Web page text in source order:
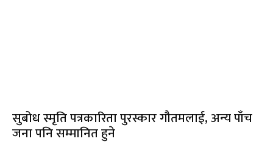
सुबोध स्मृति पत्रकारिता पुरस्कार गौतमलाई, अन्य पाँच
जना पनि सम्मानित हुने